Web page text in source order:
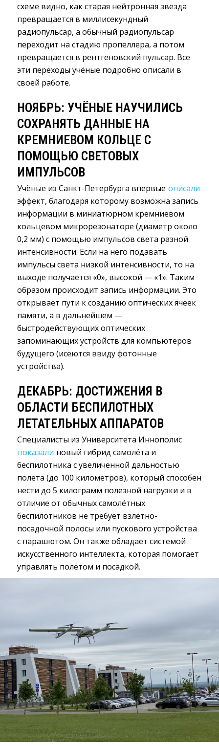
схеме видно, как старая нейтронная звезда
превращается в миллисекундный
радиопульсар, а обычный радиопульсар
переходит на стадию пропеллера, а потом
превращается в рентгеновский пульсар. Все
эти переходы учёные подробно описали в
своей работе.
НОЯБРЬ: УЧЁНЫЕ НАУЧИЛИСЬ
СОХРАНЯТЬ ДАННЫЕ НА
КРЕМНИЕВОМ КОЛЬЦЕ С
ПОМОЩЬЮ СВЕТОВЫХ
ИМПУЛЬСОВ
Учёные из Санкт-Петербурга впервые описали
эффект, благодаря которому возможна запись
информации в миниатюрном кремниевом
кольцевом микрорезонаторе (диаметр около
0,2 мм) с помощью импульсов света разной
интенсивности. Если на него подавать
импульсы света низкой интенсивности, то на
выходе получается «0», высокой — «1». Таким
образом происходит запись информации. Это
открывает пути к созданию оптических ячеек
памяти, а в дальнейшем —
быстродействующих оптических
запоминающих устройств для компьютеров
будущего (исеются ввиду фотонные
устройства).
ДЕКАБРЬ: ДОСТИЖЕНИЯ В
ОБЛАСТИ БЕСПИЛОТНЫХ
ЛЕТАТЕЛЬНЫХ АППАРАТОВ
Специалисты из Университета Иннополис
показали новый гибрид самолёта и
беспилотника с увеличенной дальностью
полёта (до 100 километров), который способен
нести до 5 килограмм полезной нагрузки и в
отличие от обычных самолётных
беспилотников не требует взлётно-
посадочной полосы или пускового устройства
с парашютом. Он также обладает системой
искусственного интеллекта, которая помогает
управлять полётом и посадкой.